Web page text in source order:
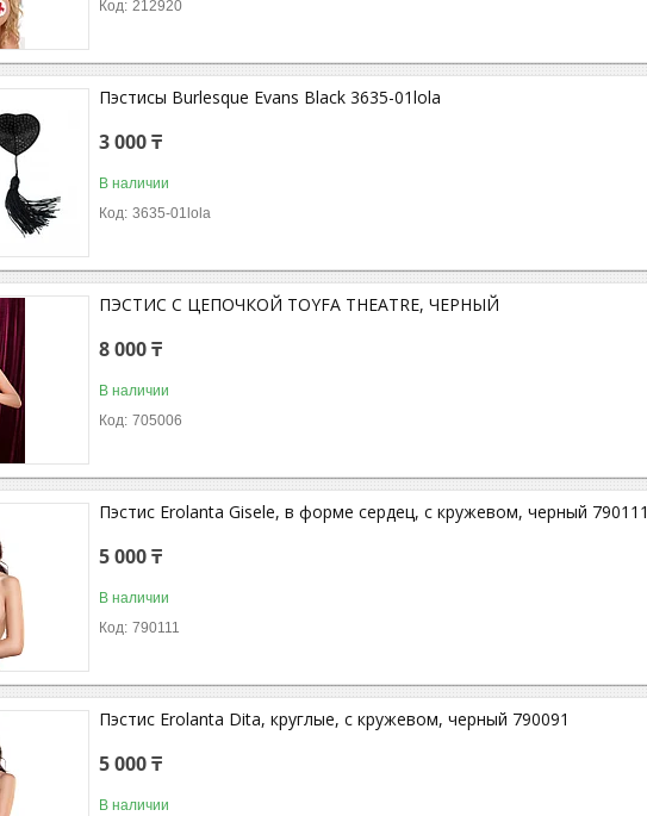
212920
Пэстисы Burlesque Evans Black 3635-01lola
3 000 ₸
В наличии
3635-01lola
ПЭСТИС С ЦЕПОЧКОЙ TOYFA THEATRE, ЧЕРНЫЙ
8 000 ₸
В наличии
705006
Пэстис Erolanta Gisele, в форме сердец, с кружевом, черный 790111
5 000 ₸
В наличии
790111
Пэстис Erolanta Dita, круглые, с кружевом, черный 790091
5 000 ₸
В наличии